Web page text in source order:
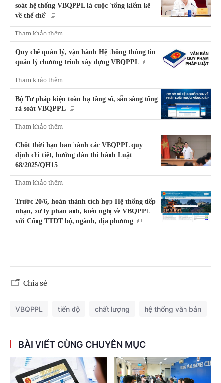
soát hệ thống VBQPPL là cuộc 'tổng kiểm kê
về thể chế'
Tham khảo thêm
Quy chế quản lý, vận hành Hệ thống thông tin
quản lý chương trình xây dựng VBQPPL
Tham khảo thêm
Bộ Tư pháp kiện toàn hạ tầng số, sẵn sàng tổng
rà soát VBQPPL
Tham khảo thêm
Chốt thời hạn ban hành các VBQPPL quy
định chi tiết, hướng dẫn thi hành Luật
68/2025/QH15
Tham khảo thêm
Trước 20/6, hoàn thành tích hợp Hệ thống tiếp
nhận, xử lý phản ánh, kiến nghị về VBQPPL
với Cổng TTĐT bộ, ngành, địa phương
Chia sẻ
VBQPPL tiến độ chất lượng hệ thống văn bản
BÀI VIẾT CÙNG CHUYÊN MỤC